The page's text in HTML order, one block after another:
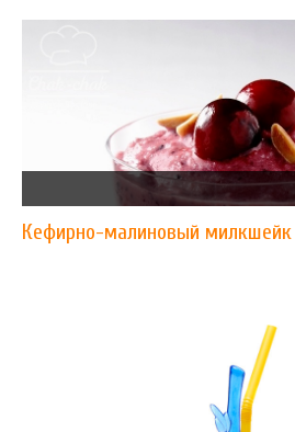
Кефирно-малиновый милкшейк